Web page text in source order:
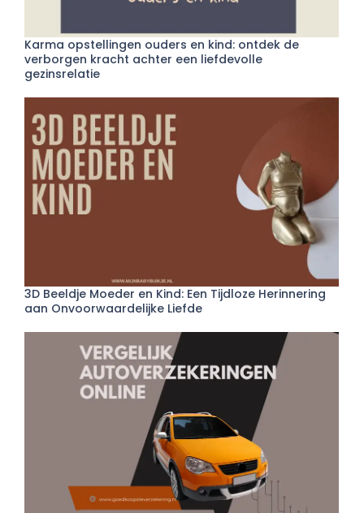
Karma opstellingen ouders en kind: ontdek de
verborgen kracht achter een liefdevolle
gezinsrelatie
3D Beeldje Moeder en Kind: Een Tijdloze Herinnering
aan Onvoorwaardelijke Liefde